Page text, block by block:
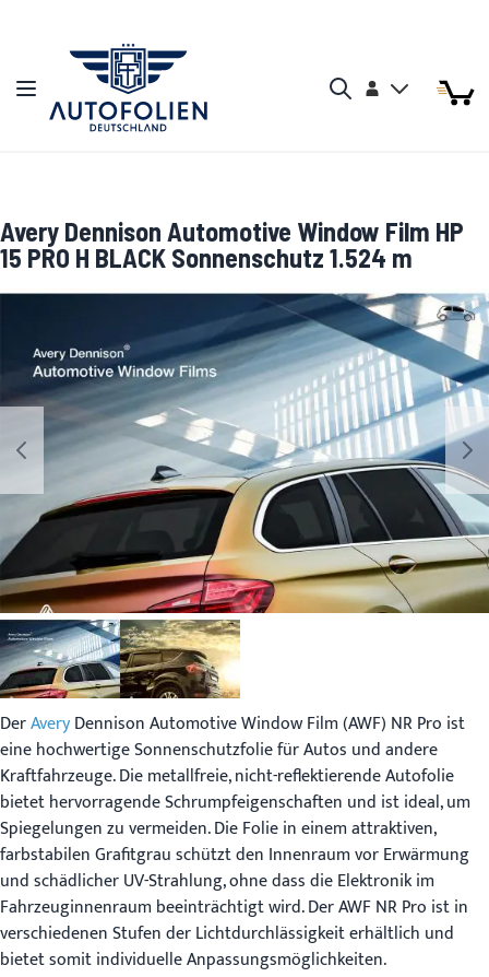
Navigation umschalten Konto Mein
DerAveryDennison Automotive Window Film (AWF) NR Pro ist
eine hochwertige Sonnenschutzfolie für Autos und andere
Kraftfahrzeuge. Die metallfreie, nicht-reflektierende Autofolie
bietet hervorragende Schrumpfeigenschaften und ist ideal, um
Spiegelungen zu vermeiden. Die Folie in einem attraktiven,
farbstabilen Grafitgrau schützt den Innenraum vor Erwärmung
und schädlicher UV-Strahlung, ohne dass die Elektronik im
Fahrzeuginnenraum beeinträchtigt wird. Der AWF NR Pro ist in
verschiedenen Stufen der Lichtdurchlässigkeit erhältlich und
bietet somit individuelle Anpassungsmöglichkeiten.
Avery Dennison Automotive Window Film HP
15 PRO H BLACK Sonnenschutz 1.524 m